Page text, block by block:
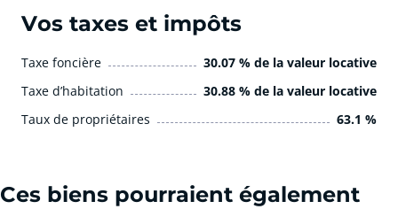
Vos taxes et impôts
Taxe foncière
30.07 % de la valeur locative
Taxe d’habitation
30.88 % de la valeur locative
Taux de propriétaires
63.1 %
Ces biens pourraient également